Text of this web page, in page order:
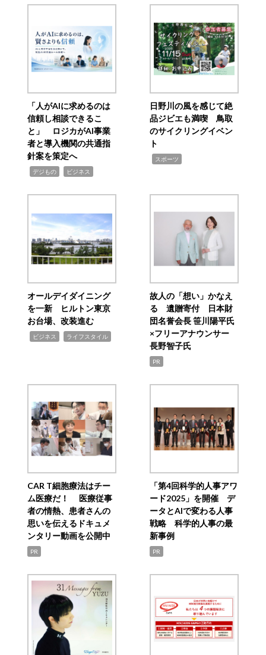
「人がAIに求めるのは
信頼し相談できるこ
と」 ロジカがAI事業
者と導入機関の共通指
針案を策定へ
デジもの ビジネス
日野川の風を感じて絶
品ジビエも満喫 鳥取
のサイクリングイベン
ト
スポーツ
オールデイダイニング
を一新 ヒルトン東京
お台場、改装進む
ビジネス ライフスタイル
故人の「想い」かなえ
る 遺贈寄付 日本財
団名誉会長 笹川陽平氏
×フリーアナウンサー
長野智子氏
PR
CAR T細胞療法はチー
ム医療だ！ 医療従事
者の情熱、患者さんの
思いを伝えるドキュメ
ンタリー動画を公開中
PR
「第4回科学的人事アワ
ード2025」を開催 デ
ータとAIで変わる人事
戦略 科学的人事の最
新事例
PR